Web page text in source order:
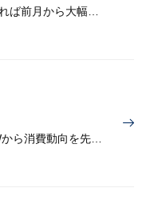
個社データ・業界統計・JCB消費NOWから消費動向を先取り